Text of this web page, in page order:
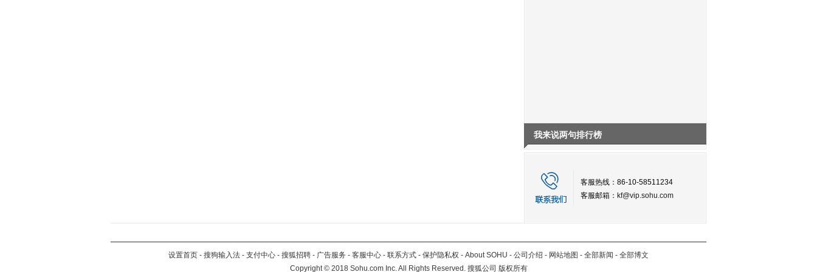
我来说两句排行榜
客服热线：86-10-58511234
客服邮箱： kf@vip.sohu.com
设置首页 - 搜狗输入法 - 支付中心 - 搜狐招聘 - 广告服务 - 客服中心 - 联系方式 - 保护隐私权 - About SOHU - 公司介绍 - 网站地图 - 全部新闻 - 全部博文
Copyright©2018 Sohu.com Inc. All Rights Reserved. 搜狐公司 版权所有